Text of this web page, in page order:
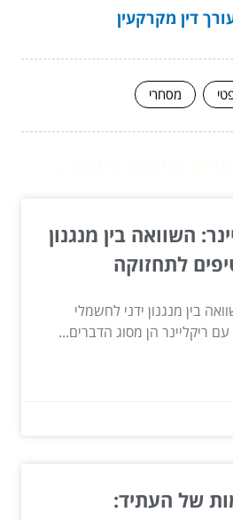
מסחרי
השוואה בין מנגנון
לתחזוקה
בין מנגנון ידני לחשמלי
ריקליינר הן מסוג הדברים...
של העתיד: